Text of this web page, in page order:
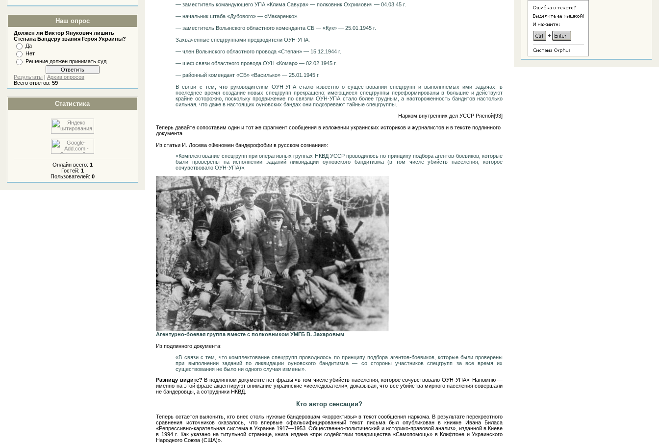
Наш опрос
Должен ли Виктор Янукович лишить
Степана Бандеру звания Героя Украины?
Да
Нет
Решение должен принимать суд
Результаты |Архив опросов
Всего ответов:59
Статистика
Онлайн всего: 1
Гостей: 1
Пользователей: 0
— заместитель командующего УПА «Клима Савура» — полковник Охримович — 04.03.45 г.
— начальник штаба «Дубового» — «Макаренко».
— заместитель Волынского областного коменданта СБ — «Кук» — 25.01.1945 г.
Захваченные спецгруппами предводители ОУН-УПА:
— член Волынского областного провода «Степан» — 15.12.1944 г.
— шеф связи областного провода ОУН «Комар» — 02.02.1945 г.
— районный комендант «СБ» «Василько» — 25.01.1945 г.
В связи с тем, что руководителям ОУН-УПА стало известно о существовании спецгрупп и выполняемых ими задачах, в
последнее время создание новых спецгрупп прекращено; имеющиеся спецгруппы переформированы в большие и действуют
крайне осторожно, поскольку продвижение по связям ОУН-УПА стало более трудным, а настороженность бандитов настолько
сильная, что даже в настоящих оуновских бандах они подозревают тайные спецгруппы.
Нарком внутренних дел УССР Рясной[93]
Теперь давайте сопоставим один и тот же фрагмент сообщения в изложении украинских историков и журналистов и в тексте подлинного
документа.
Из статьи И. Лосева «Феномен бандерофобии в русском сознании»:
«Комплектование спецгрупп при оперативных группах НКВД УССР проводилось по принципу подбора агентов-боевиков, которые
были проверены на исполнении заданий ликвидации оуновского бандитизма (в том числе убийств населения, которое
сочувствовало ОУН-УПА)».
Агентурно-боевая группа вместе с полковником УМГБ В. Захаровым
Из подлинного документа:
«В связи с тем, что комплектование спецгрупп проводилось по принципу подбора агентов-боевиков, которые были проверены
при выполнении заданий по ликвидации оуновского бандитизма — со стороны участников спецгрупп за все время их
существования не было ни одного случая измены».
Разницу видите? В подлинном документе нет фразы «в том числе убийств населения, которое сочувствовало ОУН-УПА»! Напомню —
именно на этой фразе акцентируют внимание украинские «исследователи», доказывая, что все убийства мирного населения совершали
не бандеровцы, а сотрудники НКВД.
Кто автор сенсации?
Теперь остается выяснить, кто внес столь нужные бандеровцам «коррективы» в текст сообщения наркома. В результате перекрестного
сравнения источников оказалось, что впервые сфальсифицированный текст письма был опубликован в книжке Ивана Биласа
«Репрессивно-карательная система в Украине 1917—1953. Общественно-политический и историко-правовой анализ», изданной в Киеве
в 1994 г. Как указано на титульной странице, книга издана «при содействии товарищества «Самопомощь» в Клифтоне и Украинского
Народного Союза (США)».